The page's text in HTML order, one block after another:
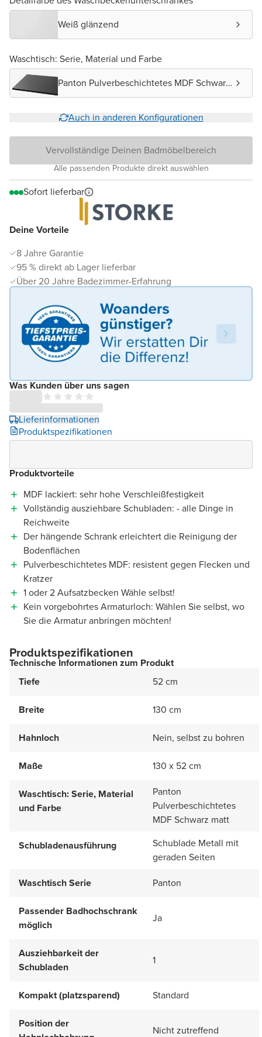
Deine Vorteile
8 Jahre Garantie
95 % direkt ab Lager lieferbar
Über 20 Jahre Badezimmer-Erfahrung
Was Kunden über uns sagen
Lieferinformationen
Produktspezifikationen
Weiß glänzend
Waschtisch: Serie, Material und Farbe
Panton Pulverbeschichtetes MDF Schwarz
Auch in anderen Konfigurationen
Vervollständige Deinen Badmöbelbereich
Alle passenden Produkte direkt auswählen
Sofort lieferbar
Produktvorteile
MDF lackiert: sehr hohe Verschleißfestigkeit
Vollständig ausziehbare Schubladen: - alle Dinge in
Reichweite
Der hängende Schrank erleichtert die Reinigung der
Bodenflächen
Pulverbeschichtetes MDF: resistent gegen Flecken und
Kratzer
1 oder 2 Aufsatzbecken Wähle selbst!
Kein vorgebohrtes Armaturloch: Wählen Sie selbst, wo
Sie die Armatur anbringen möchten!
Produktspezifikationen
Technische Informationen zum Produkt
Tiefe
52 cm
Breite 130 cm
Hahnloch Nein, selbst zu bohren
Maße 130 x 52 cm
Waschtisch: Serie, Material
und Farbe
Panton
Pulverbeschichtetes
MDF Schwarz matt
Schubladenausführung
Schublade Metall mit
geraden Seiten
Waschtisch Serie
Panton
Passender Badhochschrank
möglich
Ja
Ausziehbarkeit der
Schubladen
1
Kompakt (platzsparend) Standard
Position der
Nicht zutreffend